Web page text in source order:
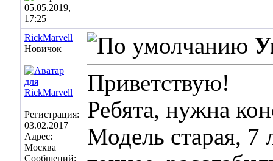
05.05.2019,
17:25
RickMarvell
Новичок
Регистрация:
03.02.2017
Адрес:
Москва
Сообщений:
Приветствую!
Ребята, нужна
Модель старая, 7